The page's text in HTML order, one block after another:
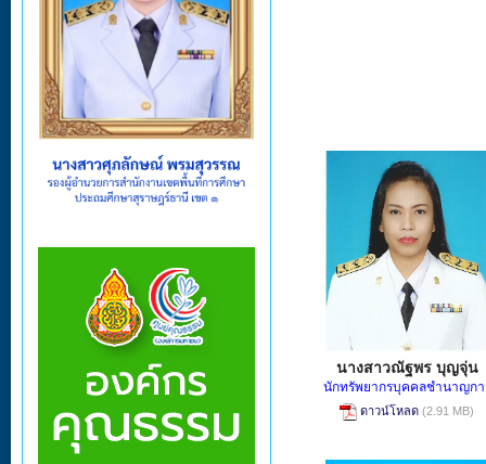
นางสาวณัฐพร บุญจุ่น
นักทรัพยากรบุคคลชํานาญกา
ดาวน์โหลด (2.91 MB)